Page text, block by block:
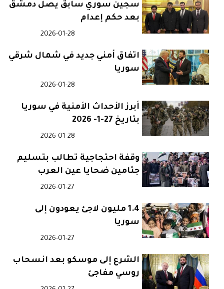
سجين سوري سابق يصل دمشق
بعد حكم إعدام
2026-01-28
اتفاق أمني جديد في شمال شرقي
سوريا
2026-01-28
أبرز الأحداث الأمنية في سوريا
بتاريخ 27-1- 2026
2026-01-28
وقفة احتجاجية تطالب بتسليم
جثامين ضحايا عين العرب
2026-01-27
1.4 مليون لاجئ يعودون إلى
سوريا
2026-01-27
الشرع إلى موسكو بعد انسحاب
روسي مفاجئ